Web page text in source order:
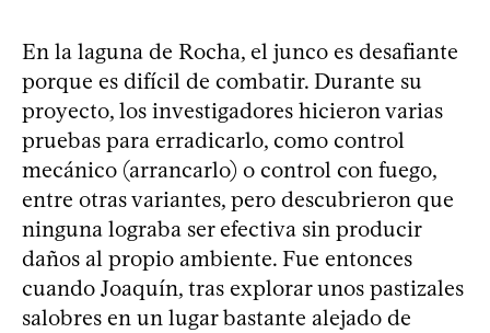
En la laguna de Rocha, el junco es desafiante
porque es difícil de combatir. Durante su
proyecto, los investigadores hicieron varias
pruebas para erradicarlo, como control
mecánico (arrancarlo) o control con fuego,
entre otras variantes, pero descubrieron que
ninguna lograba ser efectiva sin producir
daños al propio ambiente. Fue entonces
cuando Joaquín, tras explorar unos pastizales
salobres en un lugar bastante alejado de